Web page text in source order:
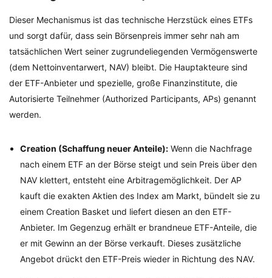
Dieser Mechanismus ist das technische Herzstück eines ETFs
und sorgt dafür, dass sein Börsenpreis immer sehr nah am
tatsächlichen Wert seiner zugrundeliegenden Vermögenswerte
(dem Nettoinventarwert, NAV) bleibt. Die Hauptakteure sind
der ETF-Anbieter und spezielle, große Finanzinstitute, die
Autorisierte Teilnehmer (Authorized Participants, APs) genannt
werden.
Creation (Schaffung neuer Anteile): Wenn die Nachfrage
nach einem ETF an der Börse steigt und sein Preis über den
NAV klettert, entsteht eine Arbitragemöglichkeit. Der AP
kauft die exakten Aktien des Index am Markt, bündelt sie zu
einem Creation Basket und liefert diesen an den ETF-
Anbieter. Im Gegenzug erhält er brandneue ETF-Anteile, die
er mit Gewinn an der Börse verkauft. Dieses zusätzliche
Angebot drückt den ETF-Preis wieder in Richtung des NAV.